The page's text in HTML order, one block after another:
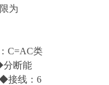
为
C=AC类
分断能
接线：6